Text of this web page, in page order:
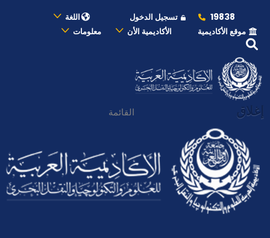
19838 تسجيل الدخول
اللغة
موقع الأكاديمية
الأكاديمية الأن معلومات
إغلاق القائمة